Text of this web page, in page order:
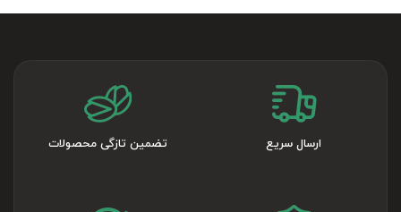
ارسال سریع تضمین تازگی محصولات